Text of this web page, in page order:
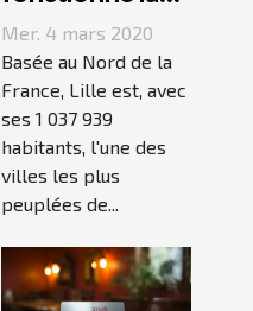
loi Pinel à Lille ?
Mer. 4 mars 2020
Basée au Nord de la
France, Lille est, avec
ses 1 037 939
habitants, l'une des
villes les plus
peuplées de...